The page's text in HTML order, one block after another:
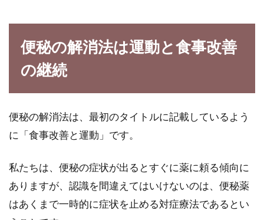
便秘の解消法は運動と食事改善
の継続
便秘の解消法は、最初のタイトルに記載しているよう
に「食事改善と運動」です。
私たちは、便秘の症状が出るとすぐに薬に頼る傾向に
ありますが、認識を間違えてはいけないのは、便秘薬
はあくまで一時的に症状を止める対症療法であるとい